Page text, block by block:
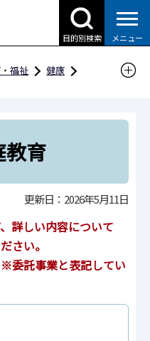
目的別検索 メニュー
福祉
健康
談）
相談窓口
教育
更新日：2026年5月11日
詳しい内容について
さい。
委託事業と表記してい